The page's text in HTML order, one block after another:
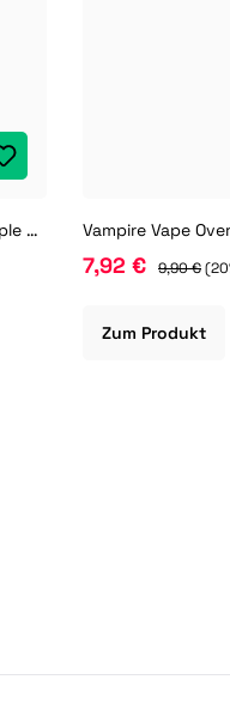
Vampire Vape Overdosed Peach Pineapple Watermelon 10 ml Nikotinsalz Liquid
7,92 € 9,90 €
Zum Produkt